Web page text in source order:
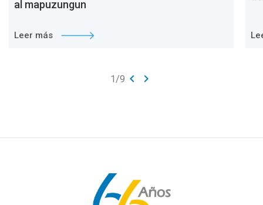
al mapuzungun
Leer más
1/9 keyboard_arrow_left keyboard_arrow_right